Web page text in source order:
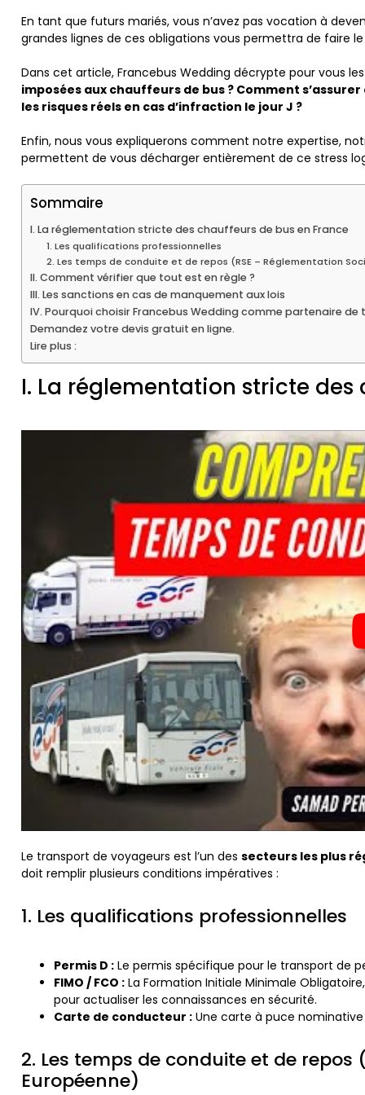
En tant que futurs mariés, vous n’avez pas vocation à
grandes lignes de ces obligations vous permettra de faire
Dans cet article, Francebus Wedding décrypte pour vous
imposées aux chauffeurs de bus ? Comment
les risques réels en cas d’infraction le jour J ?
Enfin, nous vous expliquerons comment notre expertise,
permettent de vous décharger entièrement de ce stress
Sommaire
I. La réglementation stricte des chauffeurs de bus en France
1. Les qualifications professionnelles
2. Les temps de conduite et de repos (RSE – Réglementation
II. Comment vérifier que tout est en règle ?
III. Les sanctions en cas de manquement aux lois
IV. Pourquoi choisir Francebus Wedding comme partenaire
Demandez votre devis gratuit en ligne.
Lire plus :
I. La réglementation stricte des
Le transport de voyageurs est l’un des secteurs les plus
doit remplir plusieurs conditions impératives :
1. Les qualifications professionnelles
Permis D : Le permis spécifique pour le transport de
FIMO / FCO : La Formation Initiale Minimale
pour actualiser les connaissances en sécurité.
Carte de conducteur : Une carte à puce
2. Les temps de conduite et de repos
Européenne)